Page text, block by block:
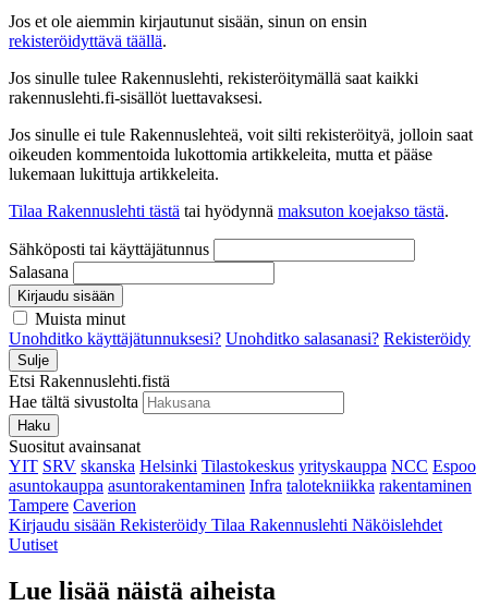
Jos et ole aiemmin kirjautunut sisään, sinun on ensin
rekisteröidyttävä täällä.
Jos sinulle tulee Rakennuslehti, rekisteröitymällä saat kaikki
rakennuslehti.fi-sisällöt luettavaksesi.
Jos sinulle ei tule Rakennuslehteä, voit silti rekisteröityä, jolloin saat
oikeuden kommentoida lukottomia artikkeleita, mutta et pääse
lukemaan lukittuja artikkeleita.
Tilaa Rakennuslehti tästä tai hyödynnä maksuton koejakso tästä.
Sähköposti tai käyttäjätunnus
Salasana
Kirjaudu sisään
Muista minut
Unohditko käyttäjätunnuksesi? Unohditko salasanasi? Rekisteröidy
Sulje
Etsi Rakennuslehti.fistä
Hae tältä sivustolta
Haku
Suositut avainsanat
YIT SRV skanska Helsinki Tilastokeskus yrityskauppa NCC Espoo
asuntokauppa asuntorakentaminen Infra talotekniikka rakentaminen
Tampere Caverion
Kirjaudu sisään Rekisteröidy Tilaa Rakennuslehti Näköislehdet
Uutiset
Lue lisää näistä aiheista